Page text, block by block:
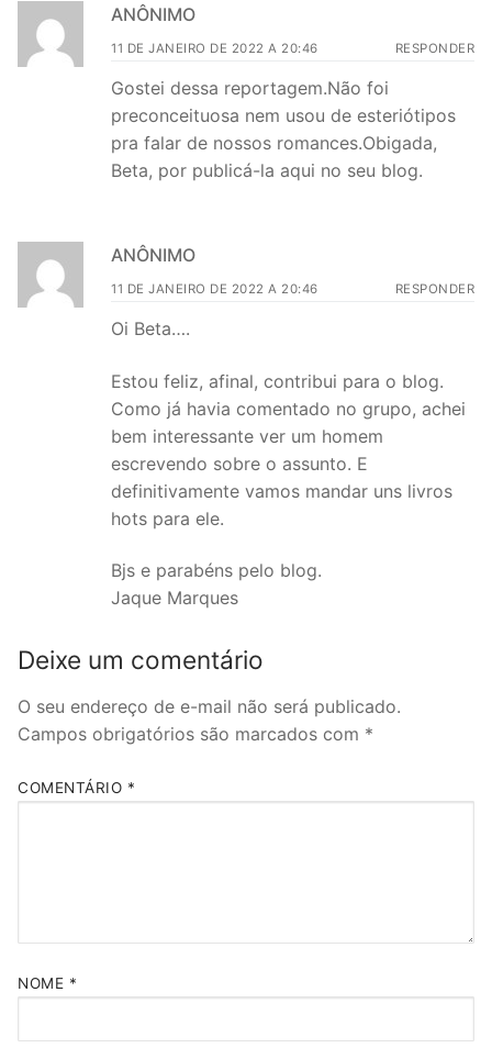
ANÔNIMO
11 DE JANEIRO DE 2022 A 20:46 RESPONDER
Gostei dessa reportagem.Não foi
preconceituosa nem usou de esteriótipos
pra falar de nossos romances.Obigada,
Beta, por publicá-la aqui no seu blog.
ANÔNIMO
11 DE JANEIRO DE 2022 A 20:46 RESPONDER
Oi Beta….
Estou feliz, afinal, contribui para o blog.
Como já havia comentado no grupo, achei
bem interessante ver um homem
escrevendo sobre o assunto. E
definitivamente vamos mandar uns livros
hots para ele.
Bjs e parabéns pelo blog.
Jaque Marques
Deixe um comentário
O seu endereço de e-mail não será publicado.
Campos obrigatórios são marcados com *
COMENTÁRIO *
NOME *